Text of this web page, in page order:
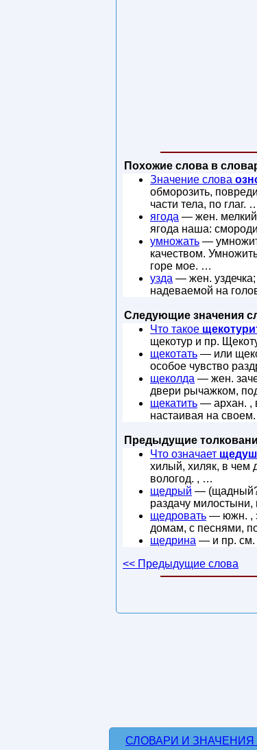
Похожие слова в
Значение слова
обморозить,
части тела, по глаг.
ягода — жен.
ягода наша:
умножать —
качеством.
горе мое. …
узда — жен. уздечка;
надеваемой на
Следующие значения
Что такое
щекотур и пр.
щекотать — или
особое чувство
щеколда — жен.
двери рычажком,
щекатить — архан. ,
настаивая на
Предыдущие
Что означает
хилый, хиляк, в чем
вологод. , …
щедрый —
раздачу
щедровать — южн. ,
домам, с песнями,
щедрина — и пр. см.
<< Предыдущие слова
СЛОВАРИ И ЗНАЧЕНИЯ